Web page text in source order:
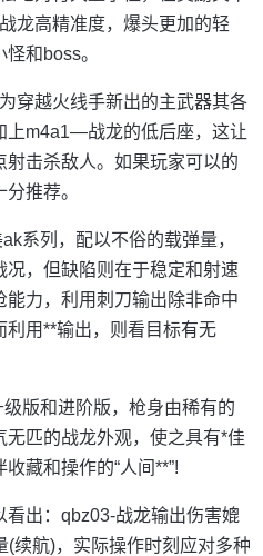
龙高精准度，爆头更加的轻
和boss。
穿越火线手新出的主武器其各
上m4a1—战龙的低后座，这让
击杀敌人。如果玩家可以的
推荐。
系列，配以不俗的载弹量，
，但缺陷则在于稳定和射速
能力，利用刺刀输出除非命中
利用**输出，则看目标有无
版和进阶版，枪身由稀有的
匹的战龙外观，使之具有*佳
藏和操作的“人间**”!
出：qbz03-战龙输出伤害媲
(续航)，实际操作时刻应对多种